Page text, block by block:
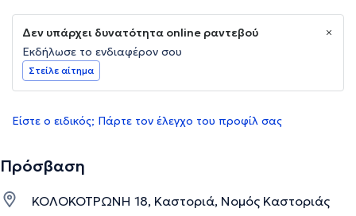
Δεν υπάρχει δυνατότητα online ραντεβού
Εκδήλωσε το ενδιαφέρον σου
Στείλε αίτημα
Είστε ο ειδικός; Πάρτε τον έλεγχο του προφίλ σας
Πρόσβαση
ΚΟΛΟΚΟΤΡΩΝΗ 18, Καστοριά, Νομός Καστοριάς